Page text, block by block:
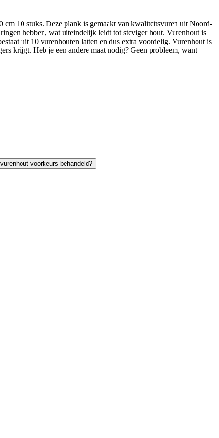
10 stuks. Deze plank is gemaakt van kwaliteitsvuren uit Noord-
hebben, wat uiteindelijk leidt tot steviger hout. Vurenhout is
uit 10 vurenhouten latten en dus extra voordelig. Vurenhout is
krijgt. Heb je een andere maat nodig? Geen probleem, want
voorkeurs behandeld?